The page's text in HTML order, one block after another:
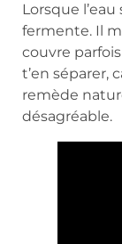
Lorsque l’eau
fermente. Il
couvre
t’en séparer,
remède
désagréable.